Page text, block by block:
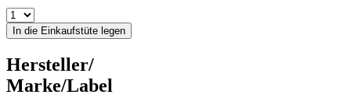
In die Einkaufstüte legen
Hersteller/
Marke/Label